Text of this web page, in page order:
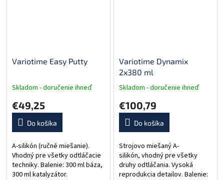
Variotime Easy Putty
Skladom - doručenie ihneď
€49,25
Do košíka
A-silikón (ručné miešanie).
Vhodný pre všetky odtláčacie
techniky. Balenie: 300 ml báza,
300 ml katalyzátor.
Variotime Dynamix
2x380 ml
Skladom - doručenie ihneď
€100,79
Do košíka
Strojovo miešaný A-
silikón, vhodný pre všetky
druhy odtláčania. Vysoká
reprodukcia detailov. Balenie: